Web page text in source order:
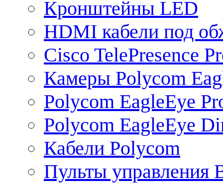
Кронштейны LED
HDMI кабели под
Cisco TelePresence
Камеры Polycom
Polycom EagleEye
Polycom EagleEye
Кабели Polycom
Пульты управления